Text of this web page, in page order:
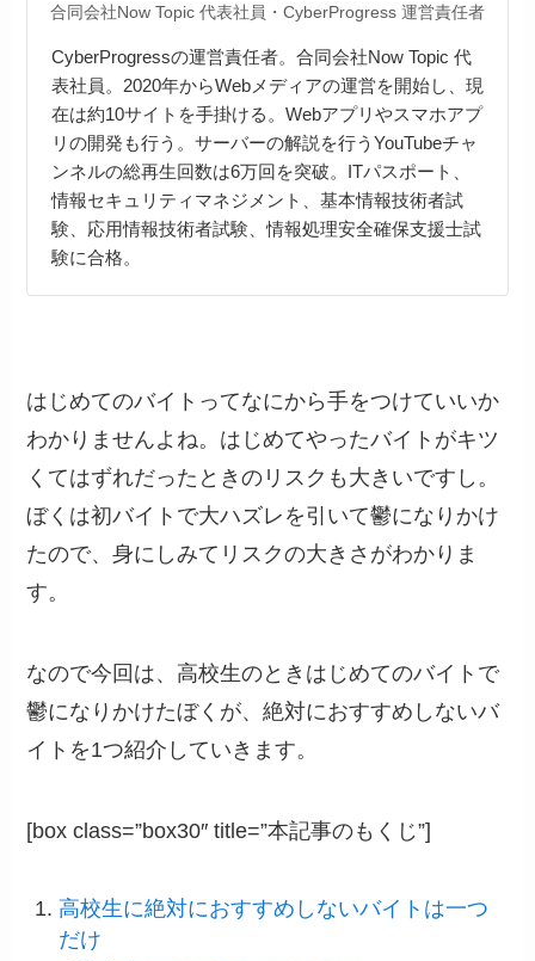
合同会社Now Topic 代表社員・CyberProgress 運営責任者
CyberProgressの運営責任者。合同会社Now Topic 代
表社員。2020年からWebメディアの運営を開始し、現
在は約10サイトを手掛ける。Webアプリやスマホアプ
リの開発も行う。サーバーの解説を行うYouTubeチャ
ンネルの総再生回数は6万回を突破。ITパスポート、
情報セキュリティマネジメント、基本情報技術者試
験、応用情報技術者試験、情報処理安全確保支援士試
験に合格。
はじめてのバイトってなにから手をつけていいか
わかりませんよね。はじめてやったバイトがキツ
くてはずれだったときのリスクも大きいですし。
ぼくは初バイトで大ハズレを引いて鬱になりかけ
たので、身にしみてリスクの大きさがわかりま
す。
なので今回は、高校生のときはじめてのバイトで
鬱になりかけたぼくが、絶対におすすめしないバ
イトを1つ紹介していきます。
[box class=”box30″ title=”本記事のもくじ”]
高校生に絶対におすすめしないバイトは一つ
だけ